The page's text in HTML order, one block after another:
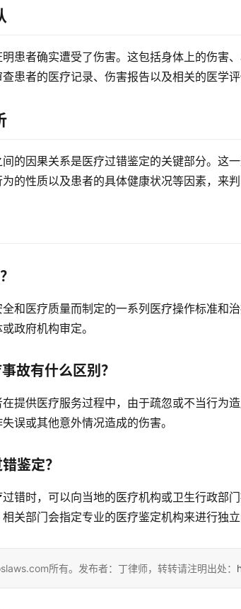
患者确实遭受了伤害。这包括身体上的伤害
患者的医疗记录、伤害报告以及相关的医学
的因果关系是医疗过错鉴定的关键部分。这
的性质以及患者的具体健康状况等因素，来
和医疗质量而制定的一系列医疗操作标准和
政府机构审定。
故有什么区别？
提供医疗服务过程中，由于疏忽或不当行为
误或其他意外情况造成的伤害。
鉴定？
错时，可以向当地的医疗机构或卫生行政部
关部门会指定专业的医疗鉴定机构来进行独立
所有。发布者：丁律师，转转请注明出处：